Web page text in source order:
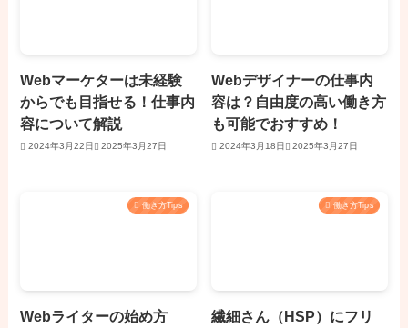
Webマーケターは未経験
からでも目指せる！仕事内
容について解説
2024年3月22日 2025年3月27日
Webデザイナーの仕事内
容は？自由度の高い働き方
も可能でおすすめ！
2024年3月18日 2025年3月27日
働き方Tips
Webライターの始め方
働き方Tips
繊細さん（HSP）にフリ